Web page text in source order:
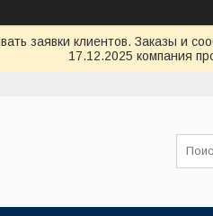
заявки клиентов. Заказы и
17.12.2025 компания